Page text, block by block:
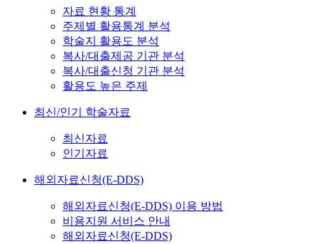
자료 현황 통계
주제별 활용통계 분석
학술지 활용도 분석
복사/대출제공 기관 분석
복사/대출신청 기관 분석
활용도 높은 주제
최신/인기 학술자료
최신자료
인기자료
해외자료신청(E-DDS)
해외자료신청(E-DDS) 이용 방법
비용지원 서비스 안내
해외자료신청(E-DDS)